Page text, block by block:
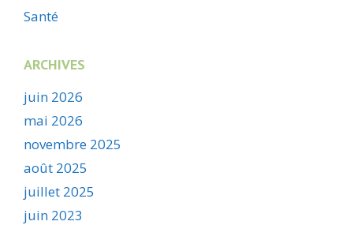
Santé
ARCHIVES
juin 2026
mai 2026
novembre 2025
août 2025
juillet 2025
juin 2023